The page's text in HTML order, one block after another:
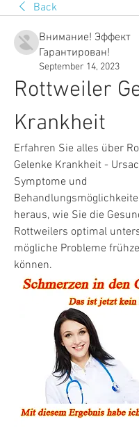
Back
Внимание! Эффект
Гарантирован!
September 14, 2023
Rottweiler
Krankheit
Erfahren Sie alles über
Gelenke Krankheit -
Symptome und
heraus, wie Sie die
Rottweilers optimal
mögliche Probleme
können.